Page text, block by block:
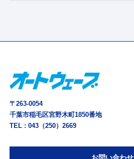
〒263-0054
千葉市稲毛区宮野木町1850番地
TEL :043（250）2669